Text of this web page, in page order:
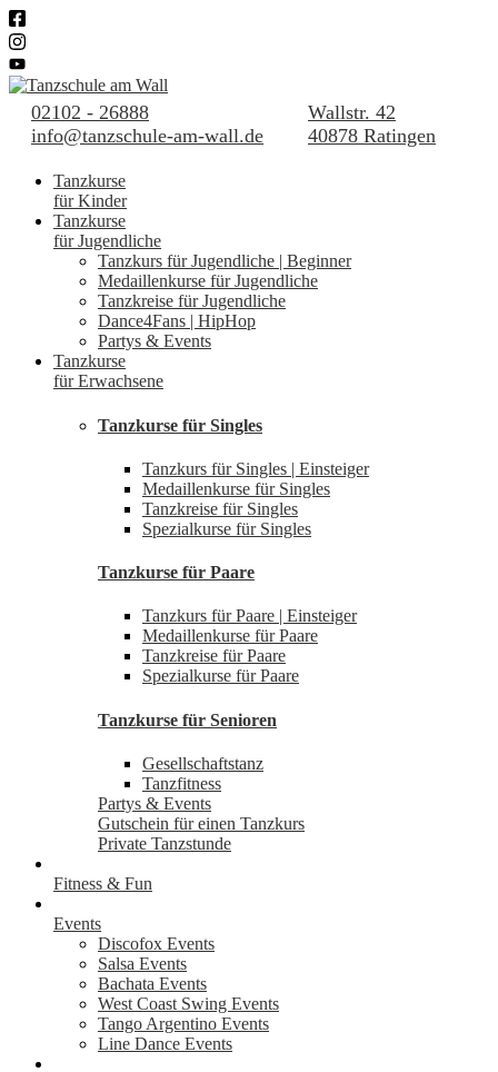
02102 - 26888
info@tanzschule-am-wall.de
Wallstr. 42
40878 Ratingen
Tanzkurse
für Kinder
Tanzkurse
für Jugendliche
Tanzkurs für Jugendliche | Beginner
Medaillenkurse für Jugendliche
Tanzkreise für Jugendliche
Dance4Fans | HipHop
Partys & Events
Tanzkurse
für Erwachsene
Tanzkurse für Singles
Tanzkurs für Singles | Einsteiger
Medaillenkurse für Singles
Tanzkreise für Singles
Spezialkurse für Singles
Tanzkurse für Paare
Tanzkurs für Paare | Einsteiger
Medaillenkurse für Paare
Tanzkreise für Paare
Spezialkurse für Paare
Tanzkurse für Senioren
Gesellschaftstanz
Tanzfitness
Partys & Events
Gutschein für einen Tanzkurs
Private Tanzstunde
Fitness & Fun
Events
Discofox Events
Salsa Events
Bachata Events
West Coast Swing Events
Tango Argentino Events
Line Dance Events